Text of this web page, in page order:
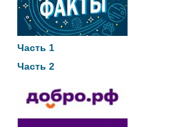
Часть 1
Часть 2